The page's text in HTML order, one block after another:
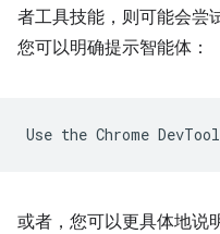
者工具技能，则可能会尝
您可以明确提示智能体：
或者，您可以更具体地说